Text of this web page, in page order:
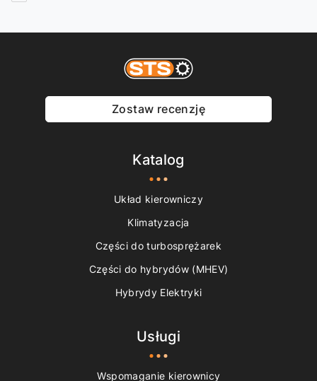
Zostaw recenzję
Katalog
Układ kierowniczy
Klimatyzacja
Części do turbosprężarek
Części do hybrydów (MHEV)
Hybrydy Elektryki
Usługi
Wspomaganie kierownicy